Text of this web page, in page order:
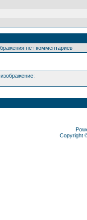
нет комментариев
Copyright